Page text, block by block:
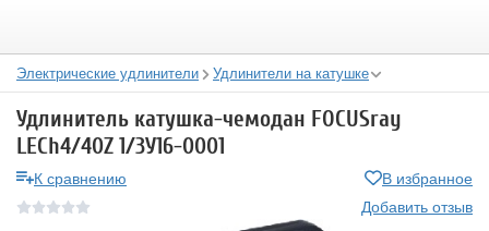
Электрические удлинители Удлинители на катушке
Удлинитель катушка-чемодан FOCUSray
LECh4/40Z 1/3У16-0001
К сравнению
В избранное
Добавить отзыв